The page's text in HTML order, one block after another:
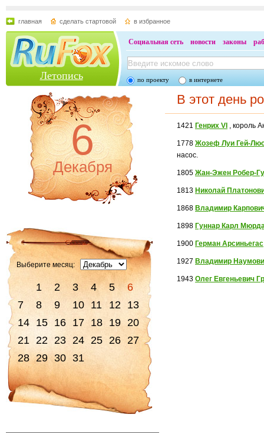
главная сделать стартовой в избранное
Летопись
Социальная сеть новости законы
по проекту в интернете
6
Декабря
Выберите месяц:
1 2 3 4 5
6
7
8 9 10 11 12 13
14 15 16 17 18 19 20
21 22 23 24 25 26 27
28 29 30 31
В этот день
1421 Генрих VI , король
1778Жозеф Луи Гей-
насос.
1805Жан-Эжен Робер-
1813 Николай
1868 Владимир
1898 Гуннар Карл
1900 Герман Арсиньегас
1927 Владимир
1943Олег Евгеньевич